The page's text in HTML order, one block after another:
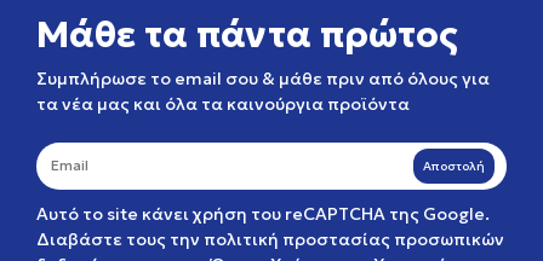
Μάθε τα πάντα πρώτος
Συμπλήρωσε το email σου & μάθε πριν από όλους για
τα νέα μας και όλα τα καινούργια προϊόντα
Αποστολή
Αυτό το site κάνει χρήση του reCAPTCHA της Google.
Διαβάστε τους την πολιτική προστασίας προσωπικών